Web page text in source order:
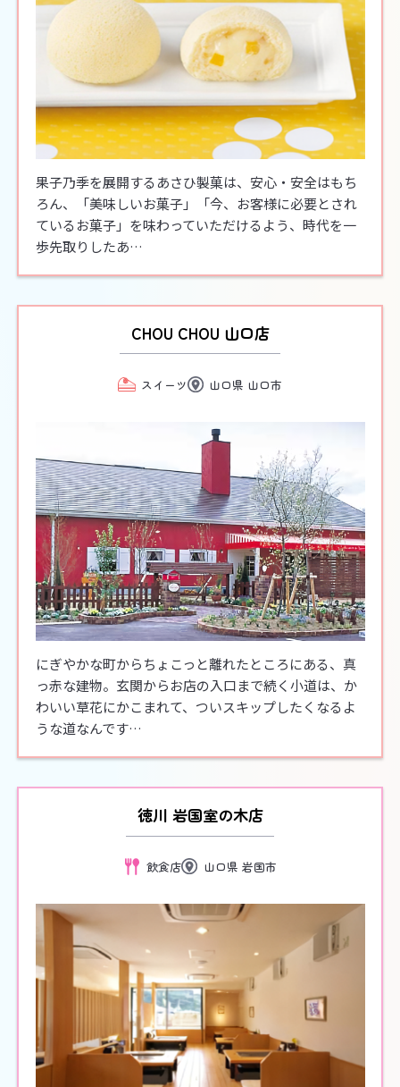
果子乃季を展開するあさひ製菓は、安心・安全はもち
ろん、「美味しいお菓子」「今、お客様に必要とされ
ているお菓子」を味わっていただけるよう、時代を一
歩先取りしたあ…
CHOU CHOU 山口店
スイーツ 山口県 山口市
にぎやかな町からちょこっと離れたところにある、真
っ赤な建物。玄関からお店の入口まで続く小道は、か
わいい草花にかこまれて、ついスキップしたくなるよ
うな道なんです…
徳川 岩国室の木店
飲食店 山口県 岩国市